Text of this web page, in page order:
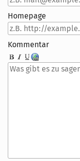
Homepage
Kommentar